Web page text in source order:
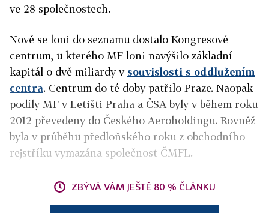
ve 28 společnostech.
Nově se loni do seznamu dostalo Kongresové
centrum, u kterého MF loni navýšilo základní
kapitál o dvě miliardy v souvislosti s oddlužením
centra. Centrum do té doby patřilo Praze. Naopak
podíly MF v Letišti Praha a ČSA byly v během roku
2012 převedeny do Českého Aeroholdingu. Rovněž
byla v průběhu předloňského roku z obchodního
rejstříku vymazána společnost ČMFL.
ZBÝVÁ VÁM JEŠTĚ 80 % ČLÁNKU